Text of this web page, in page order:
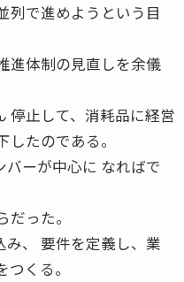
列で進めようという目
進体制の見直しを余儀
停止して、消耗品に経営
たのである。
ーが中心に なればで
った。
、 要件を定義し、業
くる。